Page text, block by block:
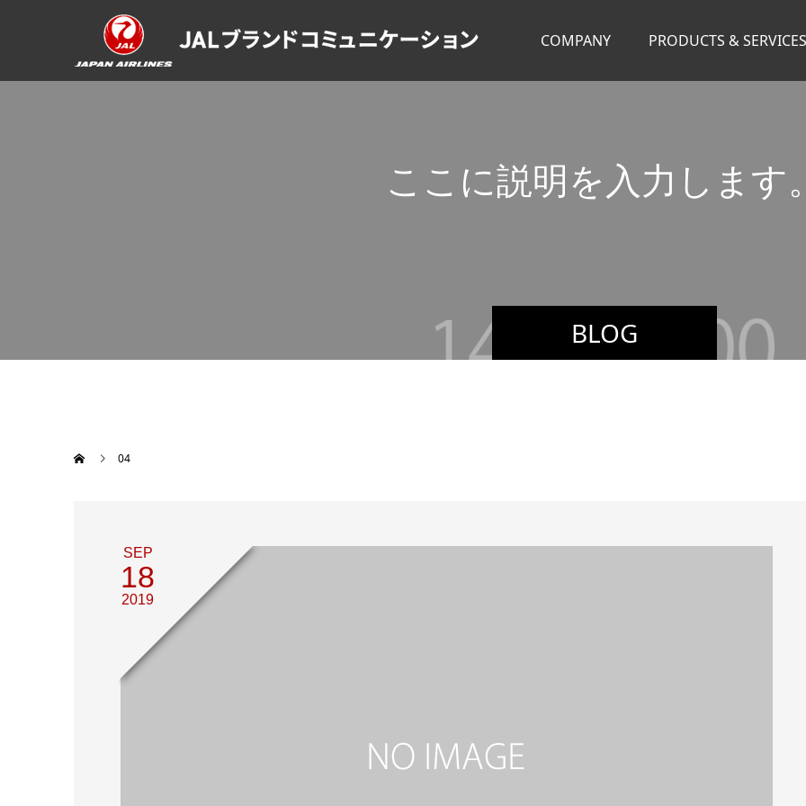
COMPANY PRODUCTS & SERVICES
BLOG
こ こ に 説明 を 入 力 し ま す
こ こ
04
SEP
18
2019